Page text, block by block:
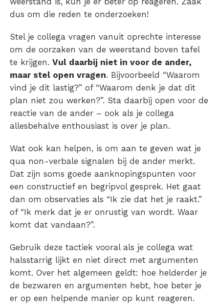
dus om die reden te onderzoeken!
Stel je collega vragen vanuit oprechte interesse
om de oorzaken van de weerstand boven tafel
te krijgen. Vul daarbij niet in voor de ander,
maar stel open vragen. Bijvoorbeeld “Waarom
vind je dit lastig?” of “Waarom denk je dat dit
plan niet zou werken?”. Sta daarbij open voor de
reactie van de ander – ook als je collega
allesbehalve enthousiast is over je plan.
Wat ook kan helpen, is om aan te geven wat je
qua non-verbale signalen bij de ander merkt.
Dat zijn soms goede aanknopingspunten voor
een constructief en begripvol gesprek. Het gaat
dan om observaties als “Ik zie dat het je raakt.”
of “Ik merk dat je er onrustig van wordt. Waar
komt dat vandaan?”.
Gebruik deze tactiek vooral als je collega wat
halsstarrig lijkt en niet direct met argumenten
komt. Over het algemeen geldt: hoe helderder je
de bezwaren en argumenten hebt, hoe beter je
er op een helpende manier op kunt reageren.